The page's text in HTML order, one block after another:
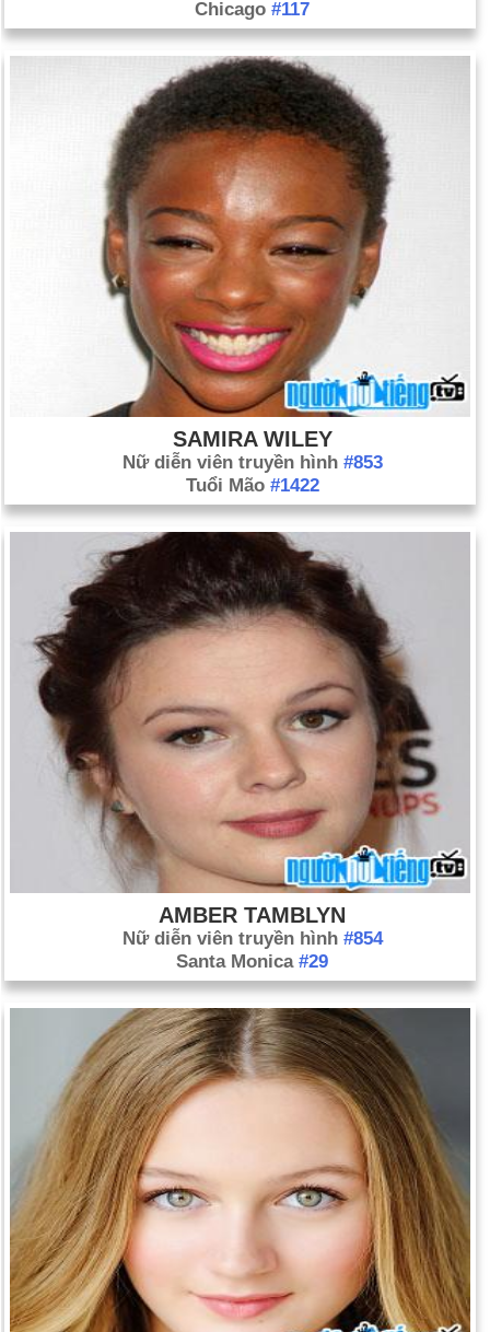
giới đã biểu tình chống lại mối đe dọa về một cuộc chiến tranh
Ngày 15-2 năm 2012:Một vụ cháy nhà tù ở Comayagua,
Honduras khiến 360 người thiệt mạng.
Chicago #117
SAMIRA WILEY
Nữ diễn viên truyền hình #853
Tuổi Mão #1422
AMBER TAMBLYN
Nữ diễn viên truyền hình #854
Santa Monica #29